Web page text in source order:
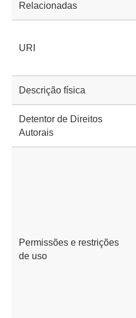
Relacionadas
URI
Descrição física
Detentor de Direitos
Autorais
Permissões e restrições
de uso